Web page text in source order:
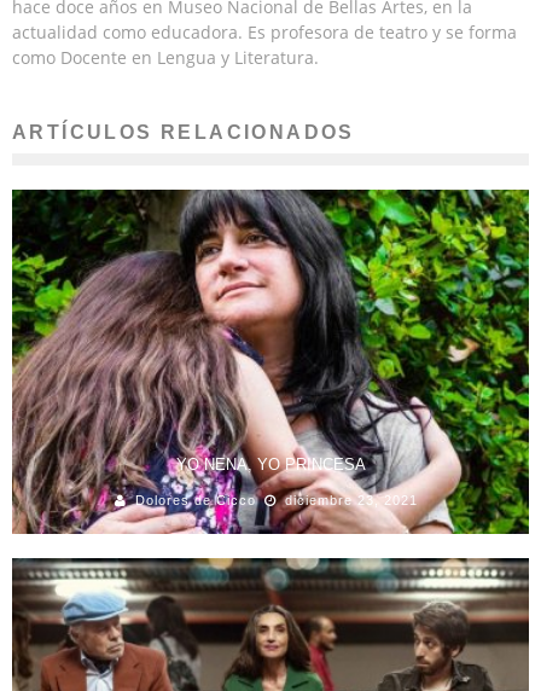
hace doce años en Museo Nacional de Bellas Artes, en la
actualidad como educadora. Es profesora de teatro y se forma
como Docente en Lengua y Literatura.
ARTÍCULOS RELACIONADOS
YO NENA, YO PRINCESA
Dolores de Cicco diciembre 23, 2021